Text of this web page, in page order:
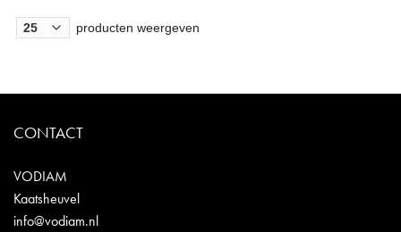
producten weergeven
CONTACT
VODIAM
Kaatsheuvel
info@vodiam.nl